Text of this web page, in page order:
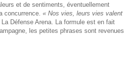
et de sentiments, éventuellement
concurrence. « Nos vies, leurs vies valent
Défense Arena. La formule est en fait
les petites phrases sont revenues